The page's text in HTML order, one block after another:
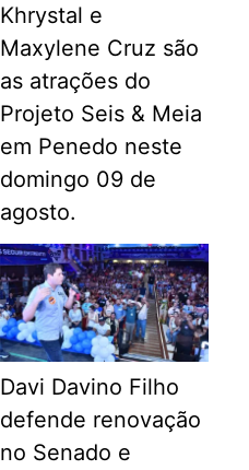
Khrystal e
Maxylene Cruz são
as atrações do
Projeto Seis & Meia
em Penedo neste
domingo 09 de
agosto.
Davi Davino Filho
defende renovação
no Senado e